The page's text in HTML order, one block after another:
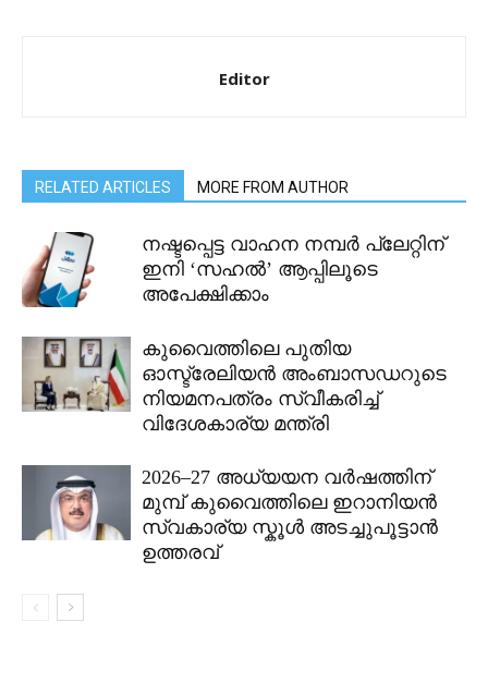
Editor
RELATED ARTICLES MORE FROM AUTHOR
നഷ്ടപ്പെട്ട വാഹന നമ്പർ പ്ലേറ്റിന്
ഇനി ‘സഹൽ’ ആപ്പിലൂടെ
അപേക്ഷിക്കാം
കുവൈത്തിലെ പുതിയ
ഓസ്ട്രേലിയൻ അംബാസഡറുടെ
നിയമനപത്രം സ്വീകരിച്ച്
വിദേശകാര്യ മന്ത്രി
2026–27 അധ്യയന വർഷത്തിന്
മുമ്പ് കുവൈത്തിലെ ഇറാനിയൻ
സ്വകാര്യ സ്കൂൾ അടച്ചുപൂട്ടാൻ
ഉത്തരവ്